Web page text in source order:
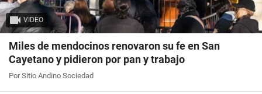
VIDEO
Miles de mendocinos renovaron su fe en San
Cayetano y pidieron por pan y trabajo
Por Sitio Andino Sociedad